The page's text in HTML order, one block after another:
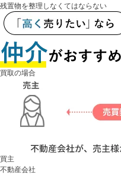
残置物を整理しなくてはならない
買取の場合
買主
不動産会社